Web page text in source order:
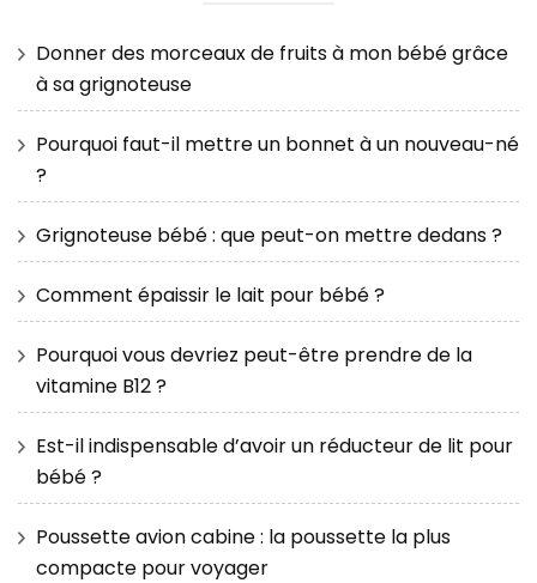
Donner des morceaux de fruits à mon bébé grâce
à sa grignoteuse
Pourquoi faut-il mettre un bonnet à un nouveau-né
?
Grignoteuse bébé : que peut-on mettre dedans ?
Comment épaissir le lait pour bébé ?
Pourquoi vous devriez peut-être prendre de la
vitamine B12 ?
Est-il indispensable d’avoir un réducteur de lit pour
bébé ?
Poussette avion cabine : la poussette la plus
compacte pour voyager